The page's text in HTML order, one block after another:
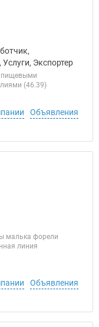
Экспортер
пищевыми
(46.39)
Объявления
малька форели
линия
Объявления